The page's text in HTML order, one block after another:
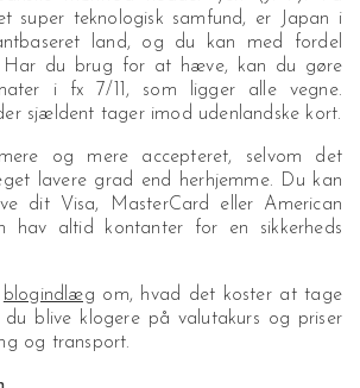
teknologisk samfund, er Japan i
land, og du kan med fordel
Har du brug for at hæve, kan du gøre
i fx 7/11, som ligger alle vegne.
sjældent tager imod udenlandske kort.
og mere accepteret, selvom det
lavere grad end herhjemme. Du kan
dit Visa, MasterCard eller American
hav altid kontanter for en sikkerheds
blogindlæg om, hvad det koster at tage
blive klogere på valutakurs og priser
og transport.